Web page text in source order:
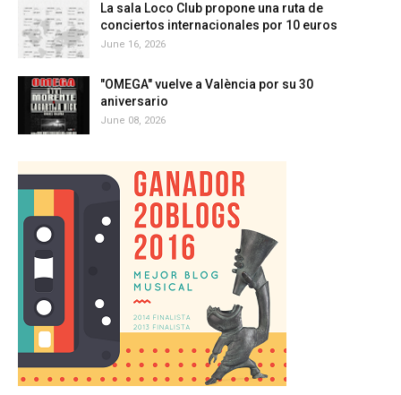
La sala Loco Club propone una ruta de
conciertos internacionales por 10 euros
June 16, 2026
"OMEGA" vuelve a València por su 30
aniversario
June 08, 2026